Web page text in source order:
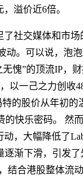
溢价近6倍。
社交媒体和市
动。可以说，泡
愧”的顶流IP，
以一己之力创收
特的股价从年初
快乐密码。 然
，大幅降低了
逐渐下滑，引发
结合港股整体流